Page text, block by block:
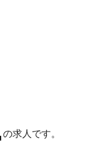
の求人です。